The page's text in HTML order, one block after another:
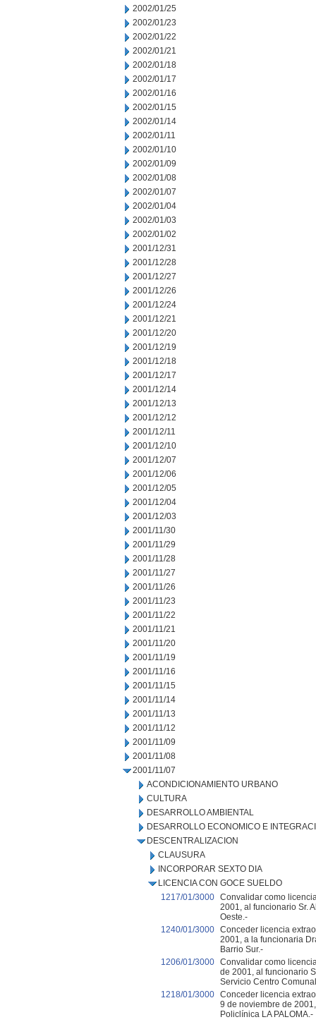
2002/01/25
2002/01/23
2002/01/22
2002/01/21
2002/01/18
2002/01/17
2002/01/16
2002/01/15
2002/01/14
2002/01/11
2002/01/10
2002/01/09
2002/01/08
2002/01/07
2002/01/04
2002/01/03
2002/01/02
2001/12/31
2001/12/28
2001/12/27
2001/12/26
2001/12/24
2001/12/21
2001/12/20
2001/12/19
2001/12/18
2001/12/17
2001/12/14
2001/12/13
2001/12/12
2001/12/11
2001/12/10
2001/12/07
2001/12/06
2001/12/05
2001/12/04
2001/12/03
2001/11/30
2001/11/29
2001/11/28
2001/11/27
2001/11/26
2001/11/23
2001/11/22
2001/11/21
2001/11/20
2001/11/19
2001/11/16
2001/11/15
2001/11/14
2001/11/13
2001/11/12
2001/11/09
2001/11/08
2001/11/07
ACONDICIONAMIENTO URBANO
CULTURA
DESARROLLO AMBIENTAL
DESARROLLO ECONOMICO E
DESCENTRALIZACION
CLAUSURA
INCORPORAR SEXTO DIA
LICENCIA CON GOCE SUELDO
1217/01/3000 Convalidar como
2001, al funcionario Sr.
Oeste.-
1240/01/3000 Conceder licencia
2001, a la funcionaria
Barrio Sur.-
1206/01/3000 Convalidar como
de 2001, al funcionario
Servicio Centro
1218/01/3000 Conceder licencia
9 de noviembre de
Policlínica LA PALOMA.-